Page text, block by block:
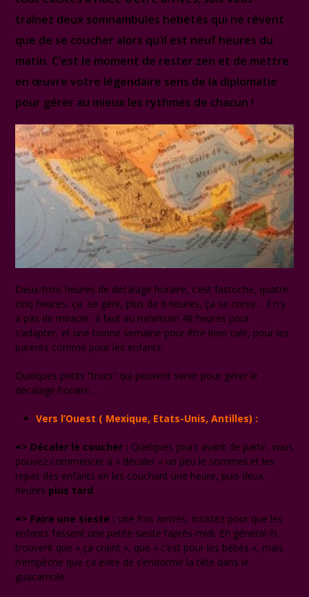
traînez deux somnambules hébétés qui ne rêvent
que de se coucher alors qu’il est neuf heures du
matin. C’est le moment de rester zen et de mettre
en œuvre votre légendaire sens de la diplomatie
pour gérer au mieux les rythmes de chacun !
Deux-trois heures de décalage horaire, c’est fastoche, quatre-
cinq heures, ça se gère, plus de 6 heures, ça se corse… Il n’y
a pas de miracle : il faut au minimum 48 heures pour
s’adapter, et une bonne semaine pour être bien calé, pour les
parents comme pour les enfants.
Quelques petits “trucs” qui peuvent servir pour gérer le
décalage horaire…
Vers l’Ouest ( Mexique, Etats-Unis, Antilles) :
=> Décaler le coucher : Quelques jours avant de partir, vous
pouvez commencer à « décaler » un peu le sommeil et les
repas des enfants en les couchant une heure, puis deux
heures plus tard.
=> Faire une sieste : une fois arrivés, insistez pour que les
enfants fassent une petite sieste l’après-midi. En général ils
trouvent que « ça craint », que « c’est pour les bébés », mais
n’empêche que ça évite de s’endormir la tête dans le
guacamole.